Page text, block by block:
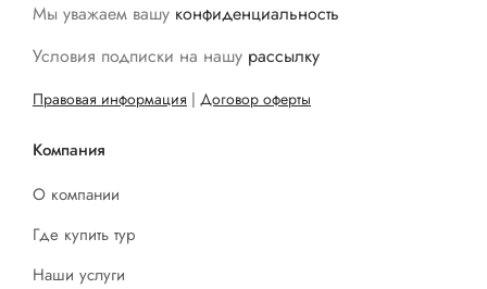
Мы уважаем вашу конфиденциальность
Условия подписки на нашу рассылку
Правовая информация | Договор оферты
Компания
О компании
Где купить тур
Наши услуги